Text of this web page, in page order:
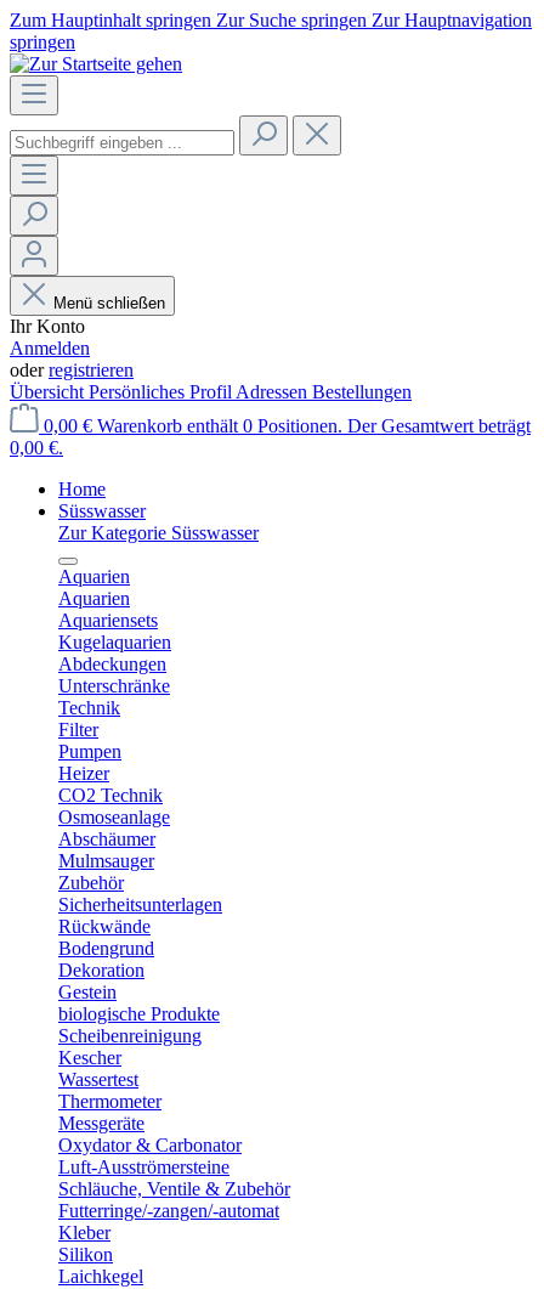
Zum Hauptinhalt springen Zur Suche springen Zur Hauptnavigation
springen
Menü schließen
Ihr Konto
Anmelden
oderregistrieren
Übersicht Persönliches Profil Adressen Bestellungen
0,00 € Warenkorb enthält 0 Positionen. Der Gesamtwert beträgt
0,00 €.
Home
Süsswasser
Zur Kategorie Süsswasser
Aquarien
Aquarien
Aquariensets
Kugelaquarien
Abdeckungen
Unterschränke
Technik
Filter
Pumpen
Heizer
CO2 Technik
Osmoseanlage
Abschäumer
Mulmsauger
Zubehör
Sicherheitsunterlagen
Rückwände
Bodengrund
Dekoration
Gestein
biologische Produkte
Scheibenreinigung
Kescher
Wassertest
Thermometer
Messgeräte
Oxydator & Carbonator
Luft-Ausströmersteine
Schläuche, Ventile & Zubehör
Futterringe/-zangen/-automat
Kleber
Silikon
Laichkegel